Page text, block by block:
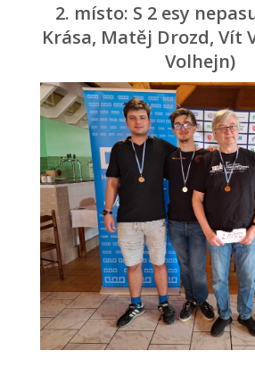
2. místo: S 2 esy
Krása, Matěj Drozd, Vít
Volhejn)